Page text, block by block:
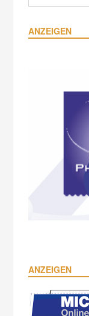
ANZEIGEN
ANZEIGEN